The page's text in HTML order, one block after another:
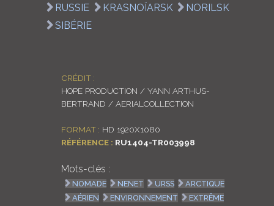
RUSSIE KRASNOÏARSK
NORILSK
SIBÉRIE
CRÉDIT :
HOPE PRODUCTION / YANN ARTHUS-
BERTRAND / AERIALCOLLECTION
FORMAT : HD 1920X1080
RÉFÉRENCE : RU1404-TR003998
Mots-clés :
NOMADE NENET URSS
ARCTIQUE
AÉRIEN
ENVIRONNEMENT
EXTRÊME